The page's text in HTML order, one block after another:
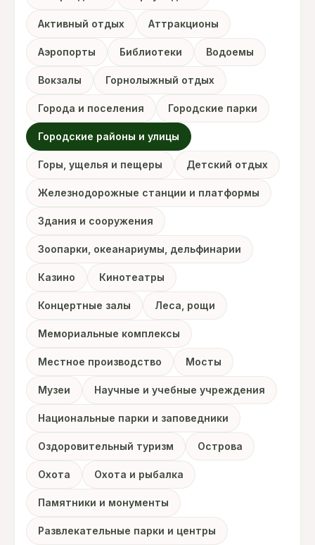
Активный отдых Аттракционы
Аэропорты Библиотеки Водоемы
Вокзалы Горнолыжный отдых
Города и поселения Городские парки
Городские районы и улицы
Горы, ущелья и пещеры Детский отдых
Железнодорожные станции и платформы
Здания и сооружения
Зоопарки, океанариумы, дельфинарии
Казино Кинотеатры
Концертные залы Леса, рощи
Мемориальные комплексы
Местное производство Мосты
Музеи Научные и учебные учреждения
Национальные парки и заповедники
Оздоровительный туризм Острова
Охота Охота и рыбалка
Памятники и монументы
Развлекательные парки и центры